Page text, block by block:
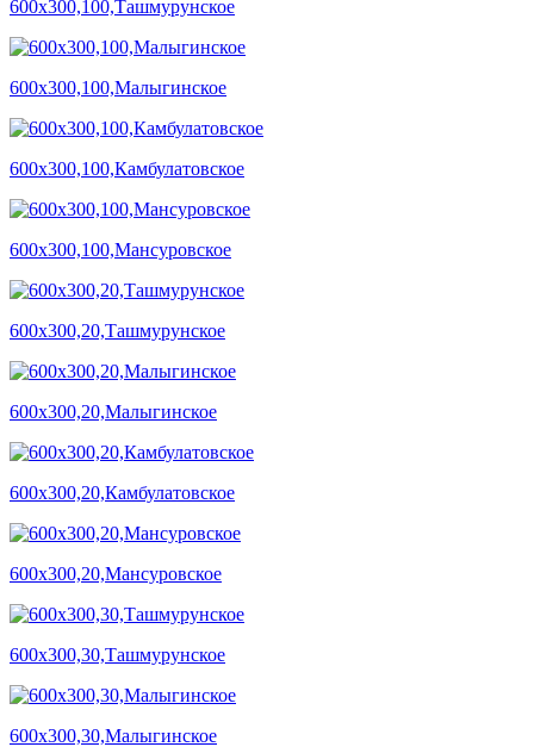
600х300,100,Ташмурунское
600х300,100,Малыгинское
600х300,100,Камбулатовское
600х300,100,Мансуровское
600х300,20,Ташмурунское
600х300,20,Малыгинское
600х300,20,Камбулатовское
600х300,20,Мансуровское
600х300,30,Ташмурунское
600х300,30,Малыгинское